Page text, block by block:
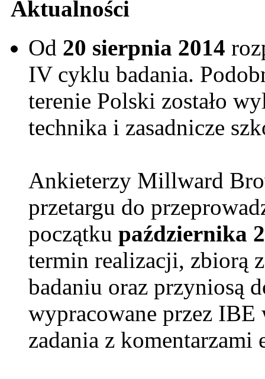
Aktualności
Od 20 sierpnia 2014
IV cyklu badania.
terenie Polski zostało
technika i zasadnicze
Ankieterzy Millward
przetargu do
początku października
termin realizacji, zbiorą
badaniu oraz przyniosą
wypracowane przez
zadania z komentarzami